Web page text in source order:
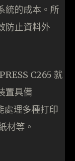
統的成本。所
防止資料外
C265 就
置具備
理多種打印
材等。